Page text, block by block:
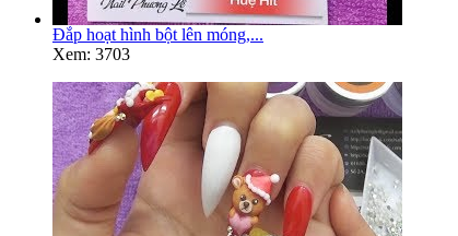
Đắp hoạt hình bột lên móng,...
Xem: 3703